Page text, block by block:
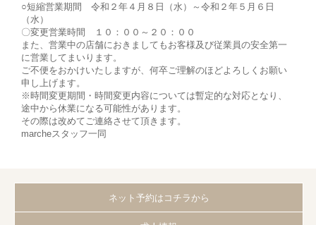
○短縮営業期間 令和２年４月８日（水）～令和２年５月６日
（水）
〇変更営業時間 １０：００～２０：００
また、営業中の店舗におきましてもお客様及び従業員の安全第一
に営業してまいります。
ご不便をおかけいたしますが、何卒ご理解のほどよろしくお願い
申し上げます。
※時間変更期間・時間変更内容については暫定的な対応となり、
途中から休業になる可能性があります。
その際は改めてご連絡させて頂きます。
marcheスタッフ一同
ネット予約はコチラから